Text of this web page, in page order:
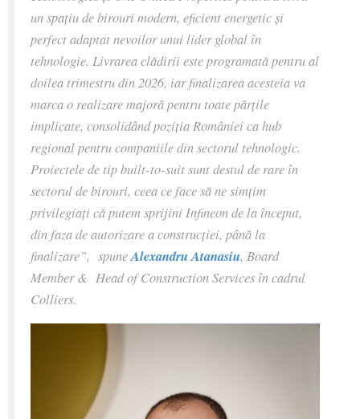
un spațiu de birouri modern, eficient energetic și
perfect adaptat nevoilor unui lider global în
tehnologie. Livrarea clădirii este programată pentru al
doilea trimestru din 2026, iar finalizarea acesteia va
marca o realizare majoră pentru toate părțile
implicate, consolidând poziția României ca hub
regional pentru companiile din sectorul tehnologic.
Proiectele de tip built-to-suit sunt destul de rare în
sectorul de birouri, ceea ce face să ne simțim
privilegiați că putem sprijini Infineon de la început,
din faza de autorizare a construcției, până la
finalizare”, spuneAlexandru Atanasiu, Board
Member & Head of Construction Services în cadrul
Colliers.